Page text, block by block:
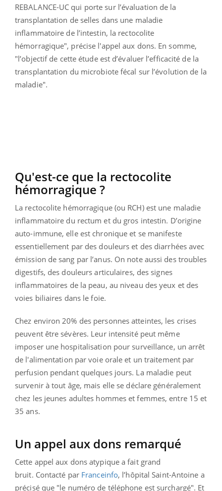
REBALANCE-UC qui porte sur l’évaluation de la
transplantation de selles dans une maladie
inflammatoire de l’intestin, la rectocolite
hémorragique", précise l'appel aux dons. En somme,
"l’objectif de cette étude est d’évaluer l’efficacité de la
transplantation du microbiote fécal sur l’évolution de la
maladie".
Qu'est-ce que la rectocolite
hémorragique ?
La rectocolite hémorragique (ou RCH) est une maladie
inflammatoire du rectum et du gros intestin. D’origine
auto-immune, elle est chronique et se manifeste
essentiellement par des douleurs et des diarrhées avec
émission de sang par l’anus. On note aussi des troubles
digestifs, des douleurs articulaires, des signes
inflammatoires de la peau, au niveau des yeux et des
voies biliaires dans le foie.
Chez environ 20% des personnes atteintes, les crises
peuvent être sévères. Leur intensité peut même
imposer une hospitalisation pour surveillance, un arrêt
de l'alimentation par voie orale et un traitement par
perfusion pendant quelques jours. La maladie peut
survenir à tout âge, mais elle se déclare généralement
chez les jeunes adultes hommes et femmes, entre 15 et
35 ans.
Un appel aux dons remarqué
Cette appel aux dons atypique a fait grand
bruit. Contacté par Franceinfo, l’hôpital Saint-Antoine a
précisé que "le numéro de téléphone est surchargé". Et